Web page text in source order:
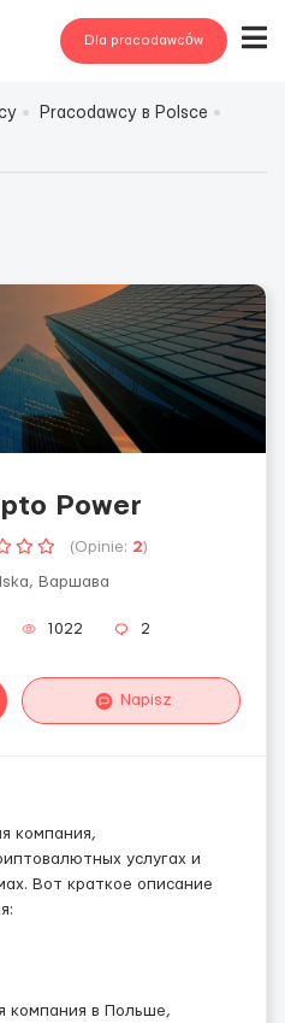
Dla pracodawców
Pracodawcy в Polsce
Power
(Opinie: 2)
Варшава
1022 2
Napisz
компания,
услугах и
Вот краткое описание
компания в Польше,